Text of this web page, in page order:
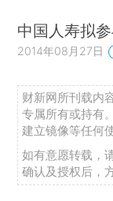
中国人寿拟
2014年08月27日
财新网所刊载内
专属所有或持有
建立镜像等任何
如有意愿转载，
确认及授权后，